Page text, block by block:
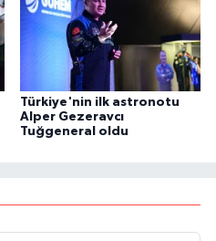
Türkiye'nin ilk astronotu
Alper Gezeravcı
Tuğgeneral oldu